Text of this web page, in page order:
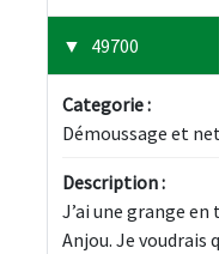
49700
Categorie :
Démoussage et
Description :
J’ai une grange
Anjou. Je voudrais